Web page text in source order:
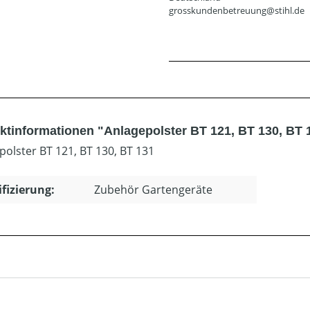
grosskundenbetreuung@stihl.de
"Anlagepolster BT 121, BT 130, BT
BT 121, BT 130, BT 131
Zubehör Gartengeräte